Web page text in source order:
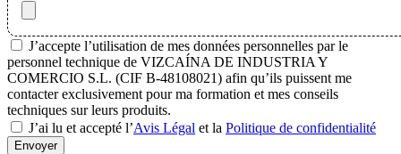
J’accepte l’utilisation de mes données personnelles par le
personnel technique de VIZCAÍNA DE INDUSTRIA Y
COMERCIO S.L. (CIF B-48108021) afin qu’ils puissent me
contacter exclusivement pour ma formation et mes conseils
techniques sur leurs produits.
J’ai lu et accepté l’Avis Légal et la Politique de confidentialité
Envoyer